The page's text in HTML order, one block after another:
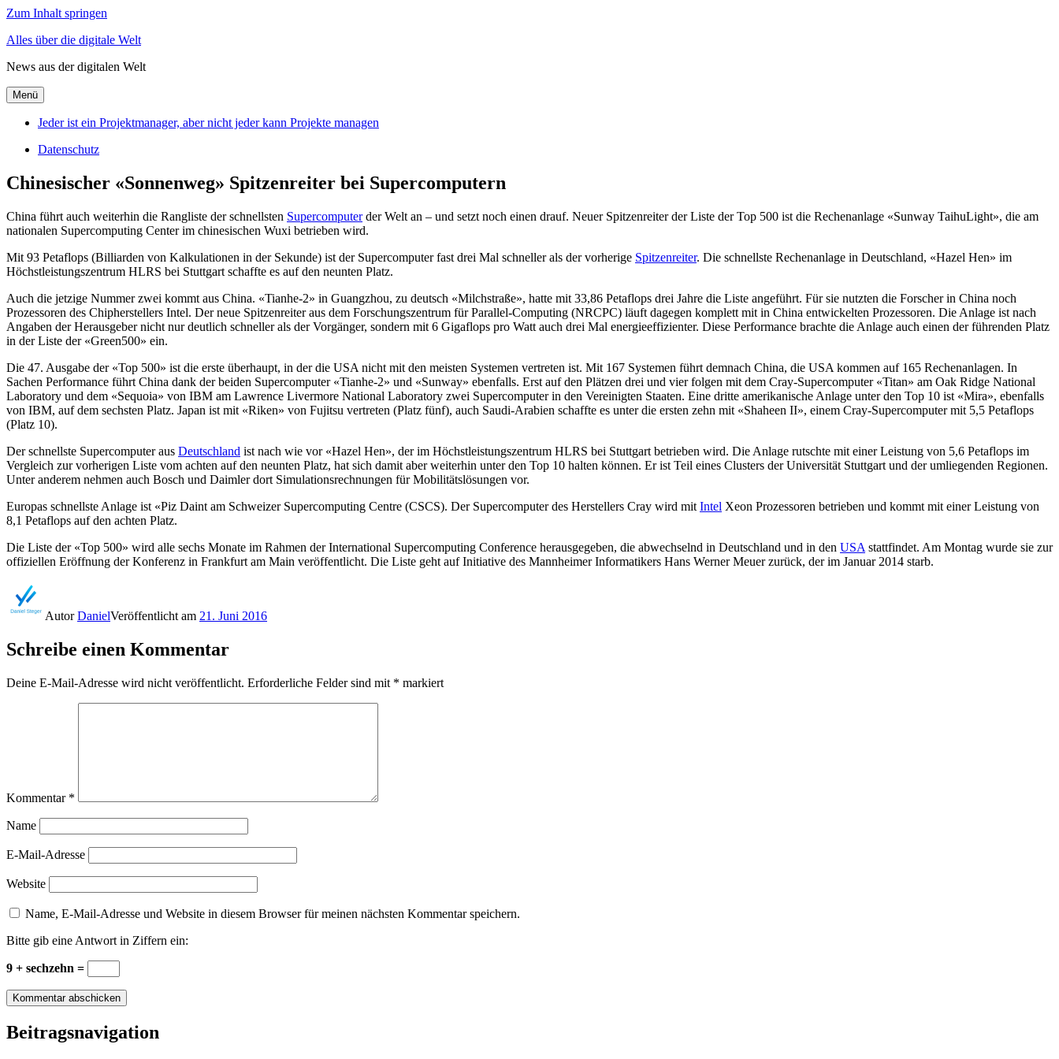
Zum Inhalt springen
Alles über die digitale Welt
News aus der digitalen Welt
Menü
Jeder ist ein Projektmanager, aber nicht jeder kann Projekte managen
Datenschutz
Chinesischer «Sonnenweg» Spitzenreiter bei Supercomputern
China führt auch weiterhin die Rangliste der schnellsten Supercomputerder Welt an – und setzt noch einen drauf. Neuer Spitzenreiter der Liste der Top 500 ist die Rechenanlage «Sunway TaihuLight», die am
nationalen Supercomputing Center im chinesischen Wuxi betrieben wird.
Mit 93 Petaflops (Billiarden von Kalkulationen in der Sekunde) ist der Supercomputer fast drei Mal schneller als der vorherige Spitzenreiter. Die schnellste Rechenanlage in Deutschland, «Hazel Hen» im
Höchstleistungszentrum HLRS bei Stuttgart schaffte es auf den neunten Platz.
Auch die jetzige Nummer zwei kommt aus China. «Tianhe-2» in Guangzhou, zu deutsch «Milchstraße», hatte mit 33,86 Petaflops drei Jahre die Liste angeführt. Für sie nutzten die Forscher in China noch
Prozessoren des Chipherstellers Intel. Der neue Spitzenreiter aus dem Forschungszentrum für Parallel-Computing (NRCPC) läuft dagegen komplett mit in China entwickelten Prozessoren. Die Anlage ist nach
Angaben der Herausgeber nicht nur deutlich schneller als der Vorgänger, sondern mit 6 Gigaflops pro Watt auch drei Mal energieeffizienter. Diese Performance brachte die Anlage auch einen der führenden Platz
in der Liste der «Green500» ein.
Die 47. Ausgabe der «Top 500» ist die erste überhaupt, in der die USA nicht mit den meisten Systemen vertreten ist. Mit 167 Systemen führt demnach China, die USA kommen auf 165 Rechenanlagen. In
Sachen Performance führt China dank der beiden Supercomputer «Tianhe-2» und «Sunway» ebenfalls. Erst auf den Plätzen drei und vier folgen mit dem Cray-Supercomputer «Titan» am Oak Ridge National
Laboratory und dem «Sequoia» von IBM am Lawrence Livermore National Laboratory zwei Supercomputer in den Vereinigten Staaten. Eine dritte amerikanische Anlage unter den Top 10 ist «Mira», ebenfalls
von IBM, auf dem sechsten Platz. Japan ist mit «Riken» von Fujitsu vertreten (Platz fünf), auch Saudi-Arabien schaffte es unter die ersten zehn mit «Shaheen II», einem Cray-Supercomputer mit 5,5 Petaflops
(Platz 10).
Der schnellste Supercomputer aus Deutschland ist nach wie vor «Hazel Hen», der im Höchstleistungszentrum HLRS bei Stuttgart betrieben wird. Die Anlage rutschte mit einer Leistung von 5,6 Petaflops im
Vergleich zur vorherigen Liste vom achten auf den neunten Platz, hat sich damit aber weiterhin unter den Top 10 halten können. Er ist Teil eines Clusters der Universität Stuttgart und der umliegenden Regionen.
Unter anderem nehmen auch Bosch und Daimler dort Simulationsrechnungen für Mobilitätslösungen vor.
Europas schnellste Anlage ist «Piz Daint am Schweizer Supercomputing Centre (CSCS). Der Supercomputer des Herstellers Cray wird mit Intel Xeon Prozessoren betrieben und kommt mit einer Leistung von
8,1 Petaflops auf den achten Platz.
Die Liste der «Top 500» wird alle sechs Monate im Rahmen der International Supercomputing Conference herausgegeben, die abwechselnd in Deutschland und in den USA stattfindet. Am Montag wurde sie zur
offiziellen Eröffnung der Konferenz in Frankfurt am Main veröffentlicht. Die Liste geht auf Initiative des Mannheimer Informatikers Hans Werner Meuer zurück, der im Januar 2014 starb.
AutorDanielVeröffentlicht am 21. Juni 2016
Schreibe einen Kommentar
Deine E-Mail-Adresse wird nicht veröffentlicht. Erforderliche Felder sind mit * markiert
Kommentar *
Name
E-Mail-Adresse
Website
Name, E-Mail-Adresse und Website in diesem Browser für meinen nächsten Kommentar speichern.
Bitte gib eine Antwort in Ziffern ein:
9 + sechzehn =
Beitragsnavigation